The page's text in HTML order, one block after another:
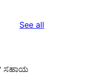
See all
ಸಹಾಯ